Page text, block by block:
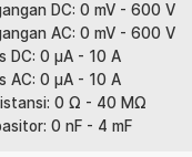
perlu digenggam.
Anda tidak akan
disarankan untuk
DC: 0 mV - 600 V
AC: 0 mV - 600 V
DC: 0 µA - 10 A
AC: 0 µA - 10 A
0 Ω - 40 MΩ
0 nF - 4 mF